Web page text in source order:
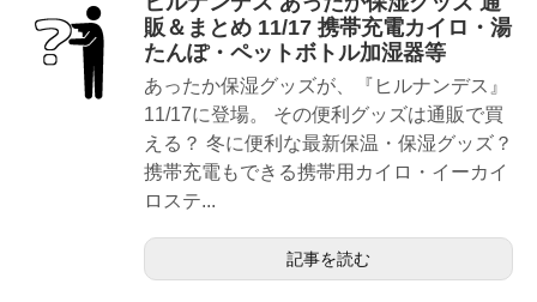
販＆まとめ 11/17 携帯充電カイロ・湯
たんぽ・ペットボトル加湿器等
あったか保湿グッズが、『ヒルナンデス』
11/17に登場。 その便利グッズは通販で買
える？ 冬に便利な最新保温・保湿グッズ？
携帯充電もできる携帯用カイロ・イーカイ
ロステ...
記事を読む